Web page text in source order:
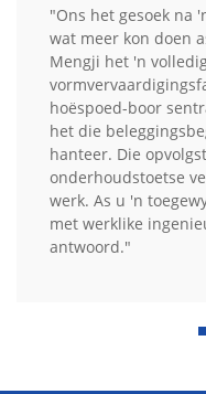
"Ons het gesoek na
wat meer kon doen
Mengji het 'n
hoëspoed-boor
het die
hanteer. Die
onderhoudstoetse
werk. As u 'n
met werklike
antwoord."